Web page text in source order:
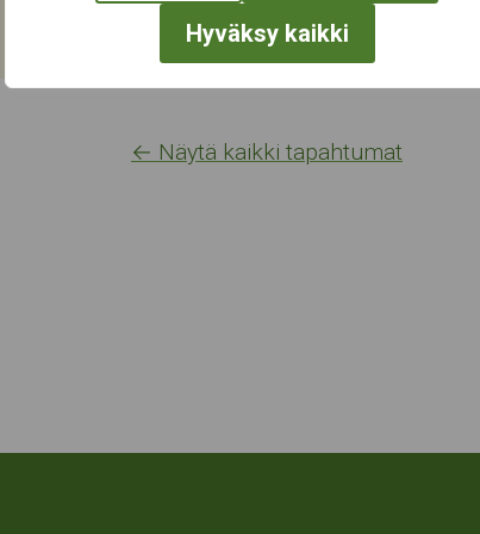
Hyväksy kaikki
← Näytä kaikki tapahtumat